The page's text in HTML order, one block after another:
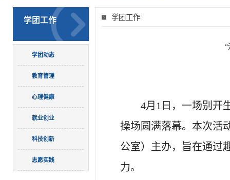
学团工作
学团动态
教育管理
心理健康
就业创业
科技创新
志愿实践
学团工作
4月1日，一场别开
操场圆满落幕。本次活
公室）主办，旨在通过
力。